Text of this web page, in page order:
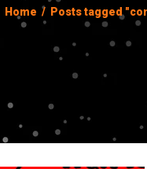
Home / Posts tagged